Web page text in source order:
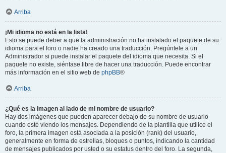
Arriba
¡Mi idioma no está en la lista!
Esto se puede deber a que la administración no ha instalado el paquete de su
idioma para el foro o nadie ha creado una traducción. Pregúntele a un
Administrador si puede instalar el paquete del idioma que necesita. Si el
paquete no existe, siéntase libre de hacer una traducción. Puede encontrar
más información en el sitio web de phpBB®
Arriba
¿Qué es la imagen al lado de mi nombre de usuario?
Hay dos imágenes que pueden aparecer debajo de su nombre de usuario
cuando esté viendo los mensajes. Dependiendo de la plantilla que utilice el
foro, la primera imagen está asociada a la posición (rank) del usuario,
generalmente en forma de estrellas, bloques o puntos, indicando la cantidad
de mensajes publicados por usted o su estatus dentro del foro. La segunda,